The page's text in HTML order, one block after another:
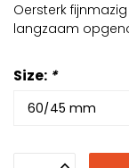
Oersterk
langzaam
Size: *